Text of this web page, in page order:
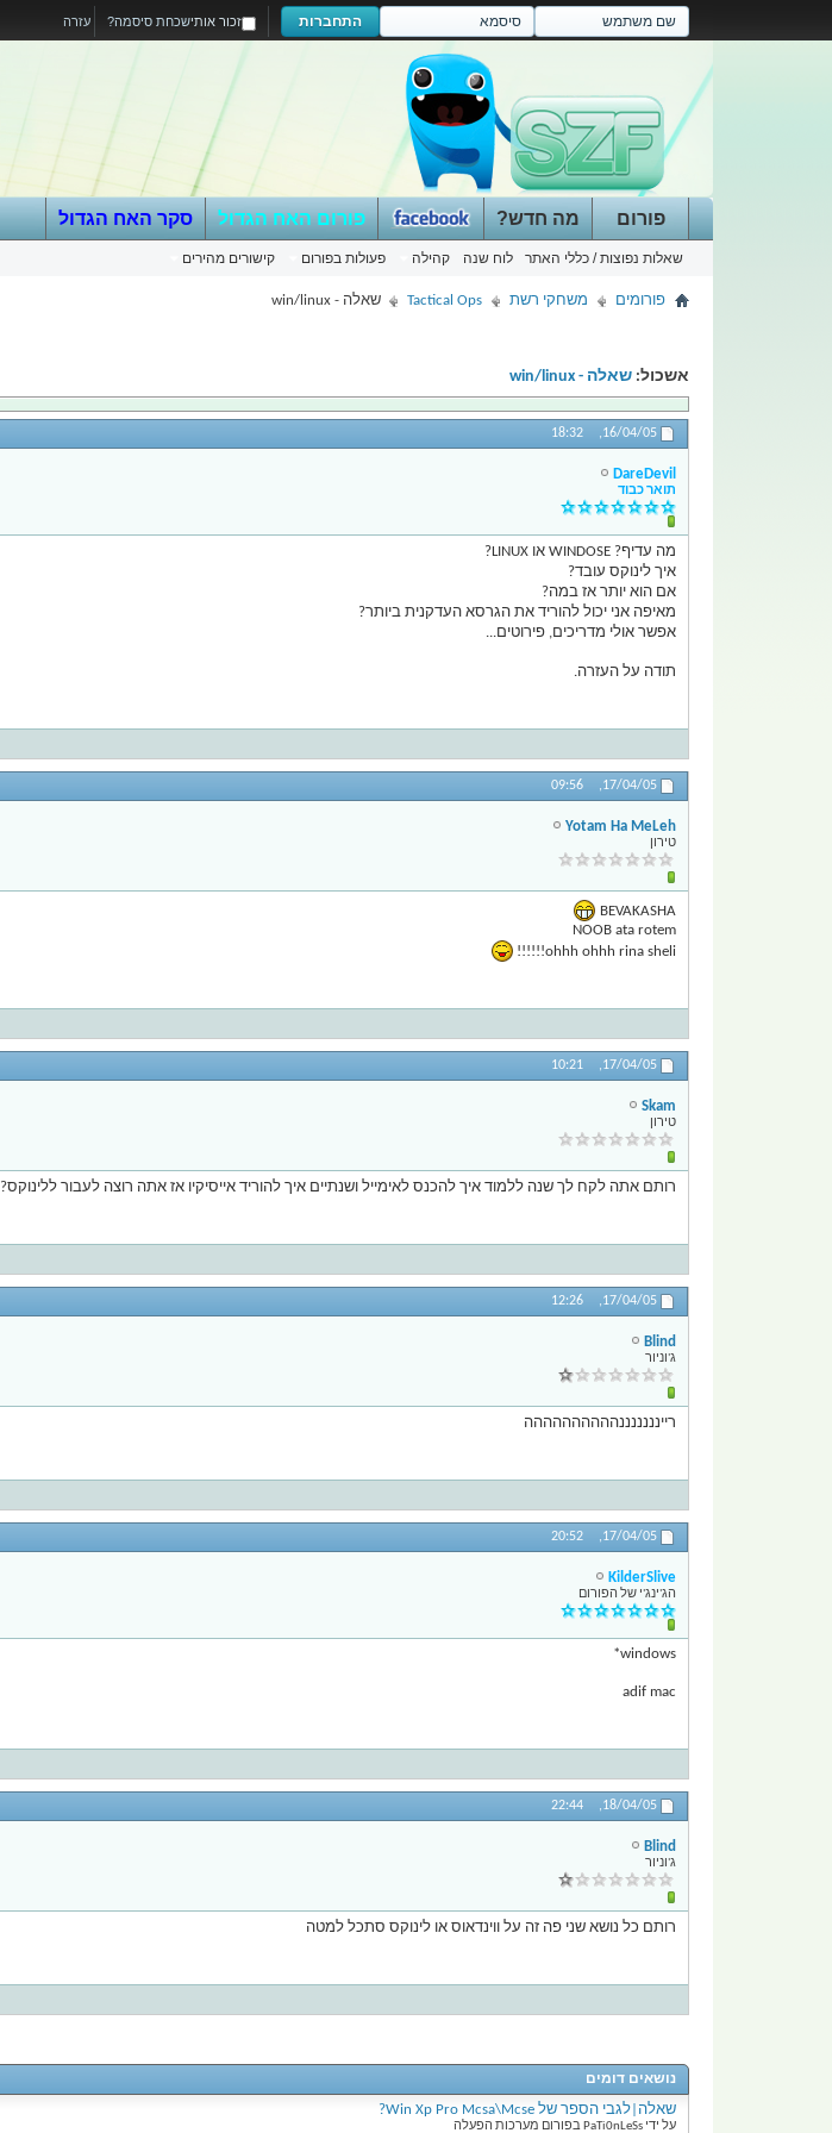
עזרה התחברות זכור אותישכחת סיסמה?
פורום
שאלות נפוצות / כללי האתר לוח שנה קהילה פעולות בפורום קישורים מהירים
מה חדש? פורום האח הגדול סקר האח הגדול
פורומים משחקי רשת Tactical Ops שאלה - win/linux
אשכול: שאלה - win/linux
16/04/05,
18:32
DareDevil
תואר כבוד
מה עדיף? WINDOSE או LINUX?
איך לינוקס עובד?
אם הוא יותר אז במה?
מאיפה אני יכול להוריד את הגרסא העדקנית ביותר?
אפשר אולי מדריכים, פירוטים...
תודה על העזרה.
17/04/05,
09:56
Yotam Ha MeLeh
טירון
BEVAKASHA
NOOB ata rotem
ohhh ohhh rina sheli!!!!!!
17/04/05,
10:21
Skam
טירון
רותם אתה לקח לך שנה ללמוד איך להכנס לאימייל ושנתיים איך להוריד אייסיקיו אז אתה רוצה לעבור ללינוקס?
17/04/05,
12:26
Blind
ג'וניור
ריינננננננהההההההההה
17/04/05,
20:52
KilderSlive
הג'ינג'י של הפורום
windows*
adif mac
18/04/05,
22:44
Blind
ג'וניור
רותם כל נושא שני פה זה על ווינדאוס או לינוקס סתכל למטה
נושאים דומים
שאלה|לגבי הספר של Win Xp Pro Mcsa\Mcse?
על ידי PaTi0nLeSs בפורום מערכות הפעלה